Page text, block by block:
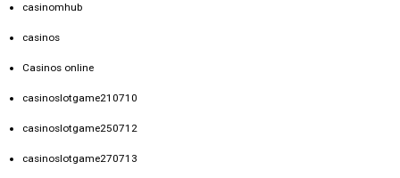
casinomhub
casinos
Casinos online
casinoslotgame210710
casinoslotgame250712
casinoslotgame270713